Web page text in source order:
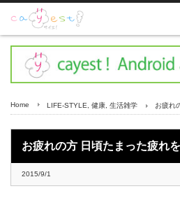
Home LIFE-STYLE 健康 生活雑学 お疲れ
お疲れの方 日頃たまった疲れ
2015/9/1